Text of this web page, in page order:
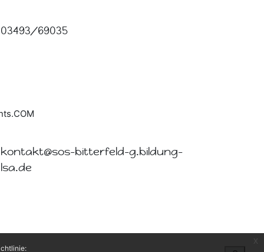
03493/69035
kontakt@sos-bitterfeld-g.bildung-
lsa.de